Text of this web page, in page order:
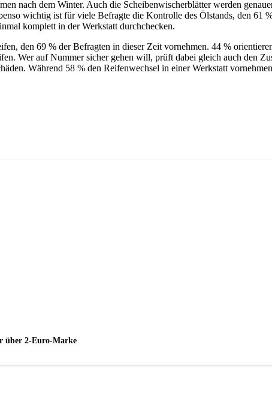
nach dem Winter. Auch die Scheibenwischerblätter werden
wichtig ist für viele Befragte die Kontrolle des Ölstands, den 61
komplett in der Werkstatt durchchecken.
den 69 % der Befragten in dieser Zeit vornehmen. 44 %
Wer auf Nummer sicher gehen will, prüft dabei gleich auch den
Während 58 % den Reifenwechsel in einer Werkstatt
über 2-Euro-Marke